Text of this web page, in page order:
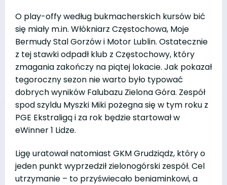
O play-offy według bukmacherskich kursów bić
się miały m.in. Włókniarz Częstochowa, Moje
Bermudy Stal Gorzów i Motor Lublin. Ostatecznie
z tej stawki odpadł klub z Częstochowy, który
zmagania zakończy na piątej lokacie. Jak pokazał
tegoroczny sezon nie warto było typować
dobrych wyników Falubazu Zielona Góra. Zespół
spod szyldu Myszki Miki pożegna się w tym roku z
PGE Ekstraligą i za rok będzie startował w
eWinner 1 Lidze.
Ligę uratował natomiast GKM Grudziądz, który o
jeden punkt wyprzedził zielonogórski zespół. Cel
utrzymanie – to przyświecało beniaminkowi, a